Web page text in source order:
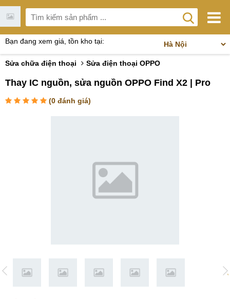
Bạn đang xem giá, tồn kho tại:
Sửa chữa điện thoại Sửa điện thoại OPPO
Thay IC nguồn, sửa nguồn OPPO Find X2 | Pro
(0 đánh giá)